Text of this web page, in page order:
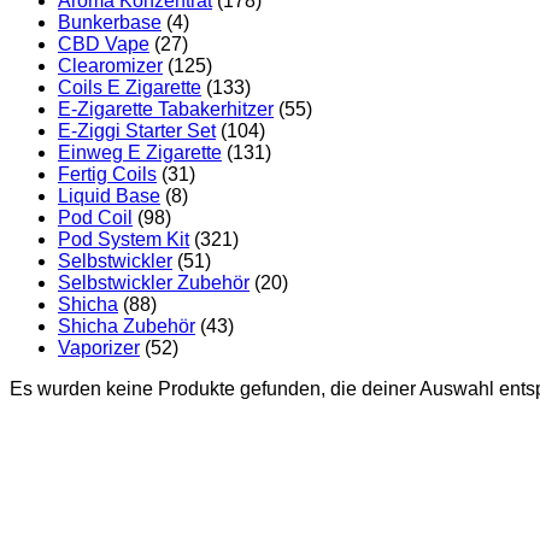
Bunkerbase (4)
CBD Vape (27)
Clearomizer (125)
Coils E Zigarette (133)
E-Zigarette Tabakerhitzer (55)
E-Ziggi Starter Set (104)
Einweg E Zigarette (131)
Fertig Coils (31)
Liquid Base (8)
Pod Coil (98)
Pod System Kit (321)
Selbstwickler (51)
Selbstwickler Zubehör (20)
Shicha (88)
Shicha Zubehör (43)
Vaporizer (52)
Es wurden keine Produkte gefunden, die deiner Auswahl